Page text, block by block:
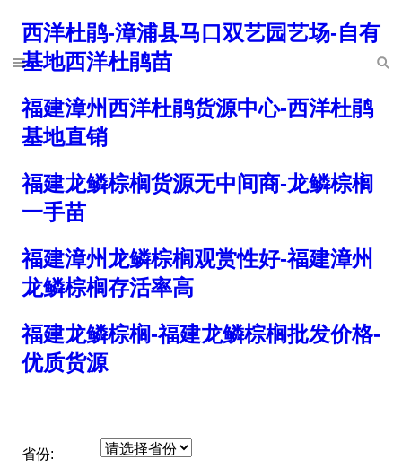
西洋杜鹃-漳浦县马口双艺园艺场-自有
基地西洋杜鹃苗
福建漳州西洋杜鹃货源中心-西洋杜鹃
基地直销
福建龙鳞棕榈货源无中间商-龙鳞棕榈
一手苗
福建漳州龙鳞棕榈观赏性好-福建漳州
龙鳞棕榈存活率高
福建龙鳞棕榈-福建龙鳞棕榈批发价格-
优质货源
省份: